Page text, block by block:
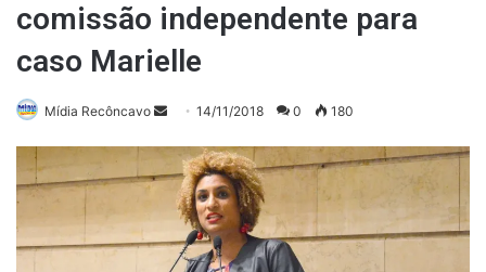
comissão independente para
caso Marielle
Mídia Recôncavo
Mande
e-
mail
14/11/2018 0 180